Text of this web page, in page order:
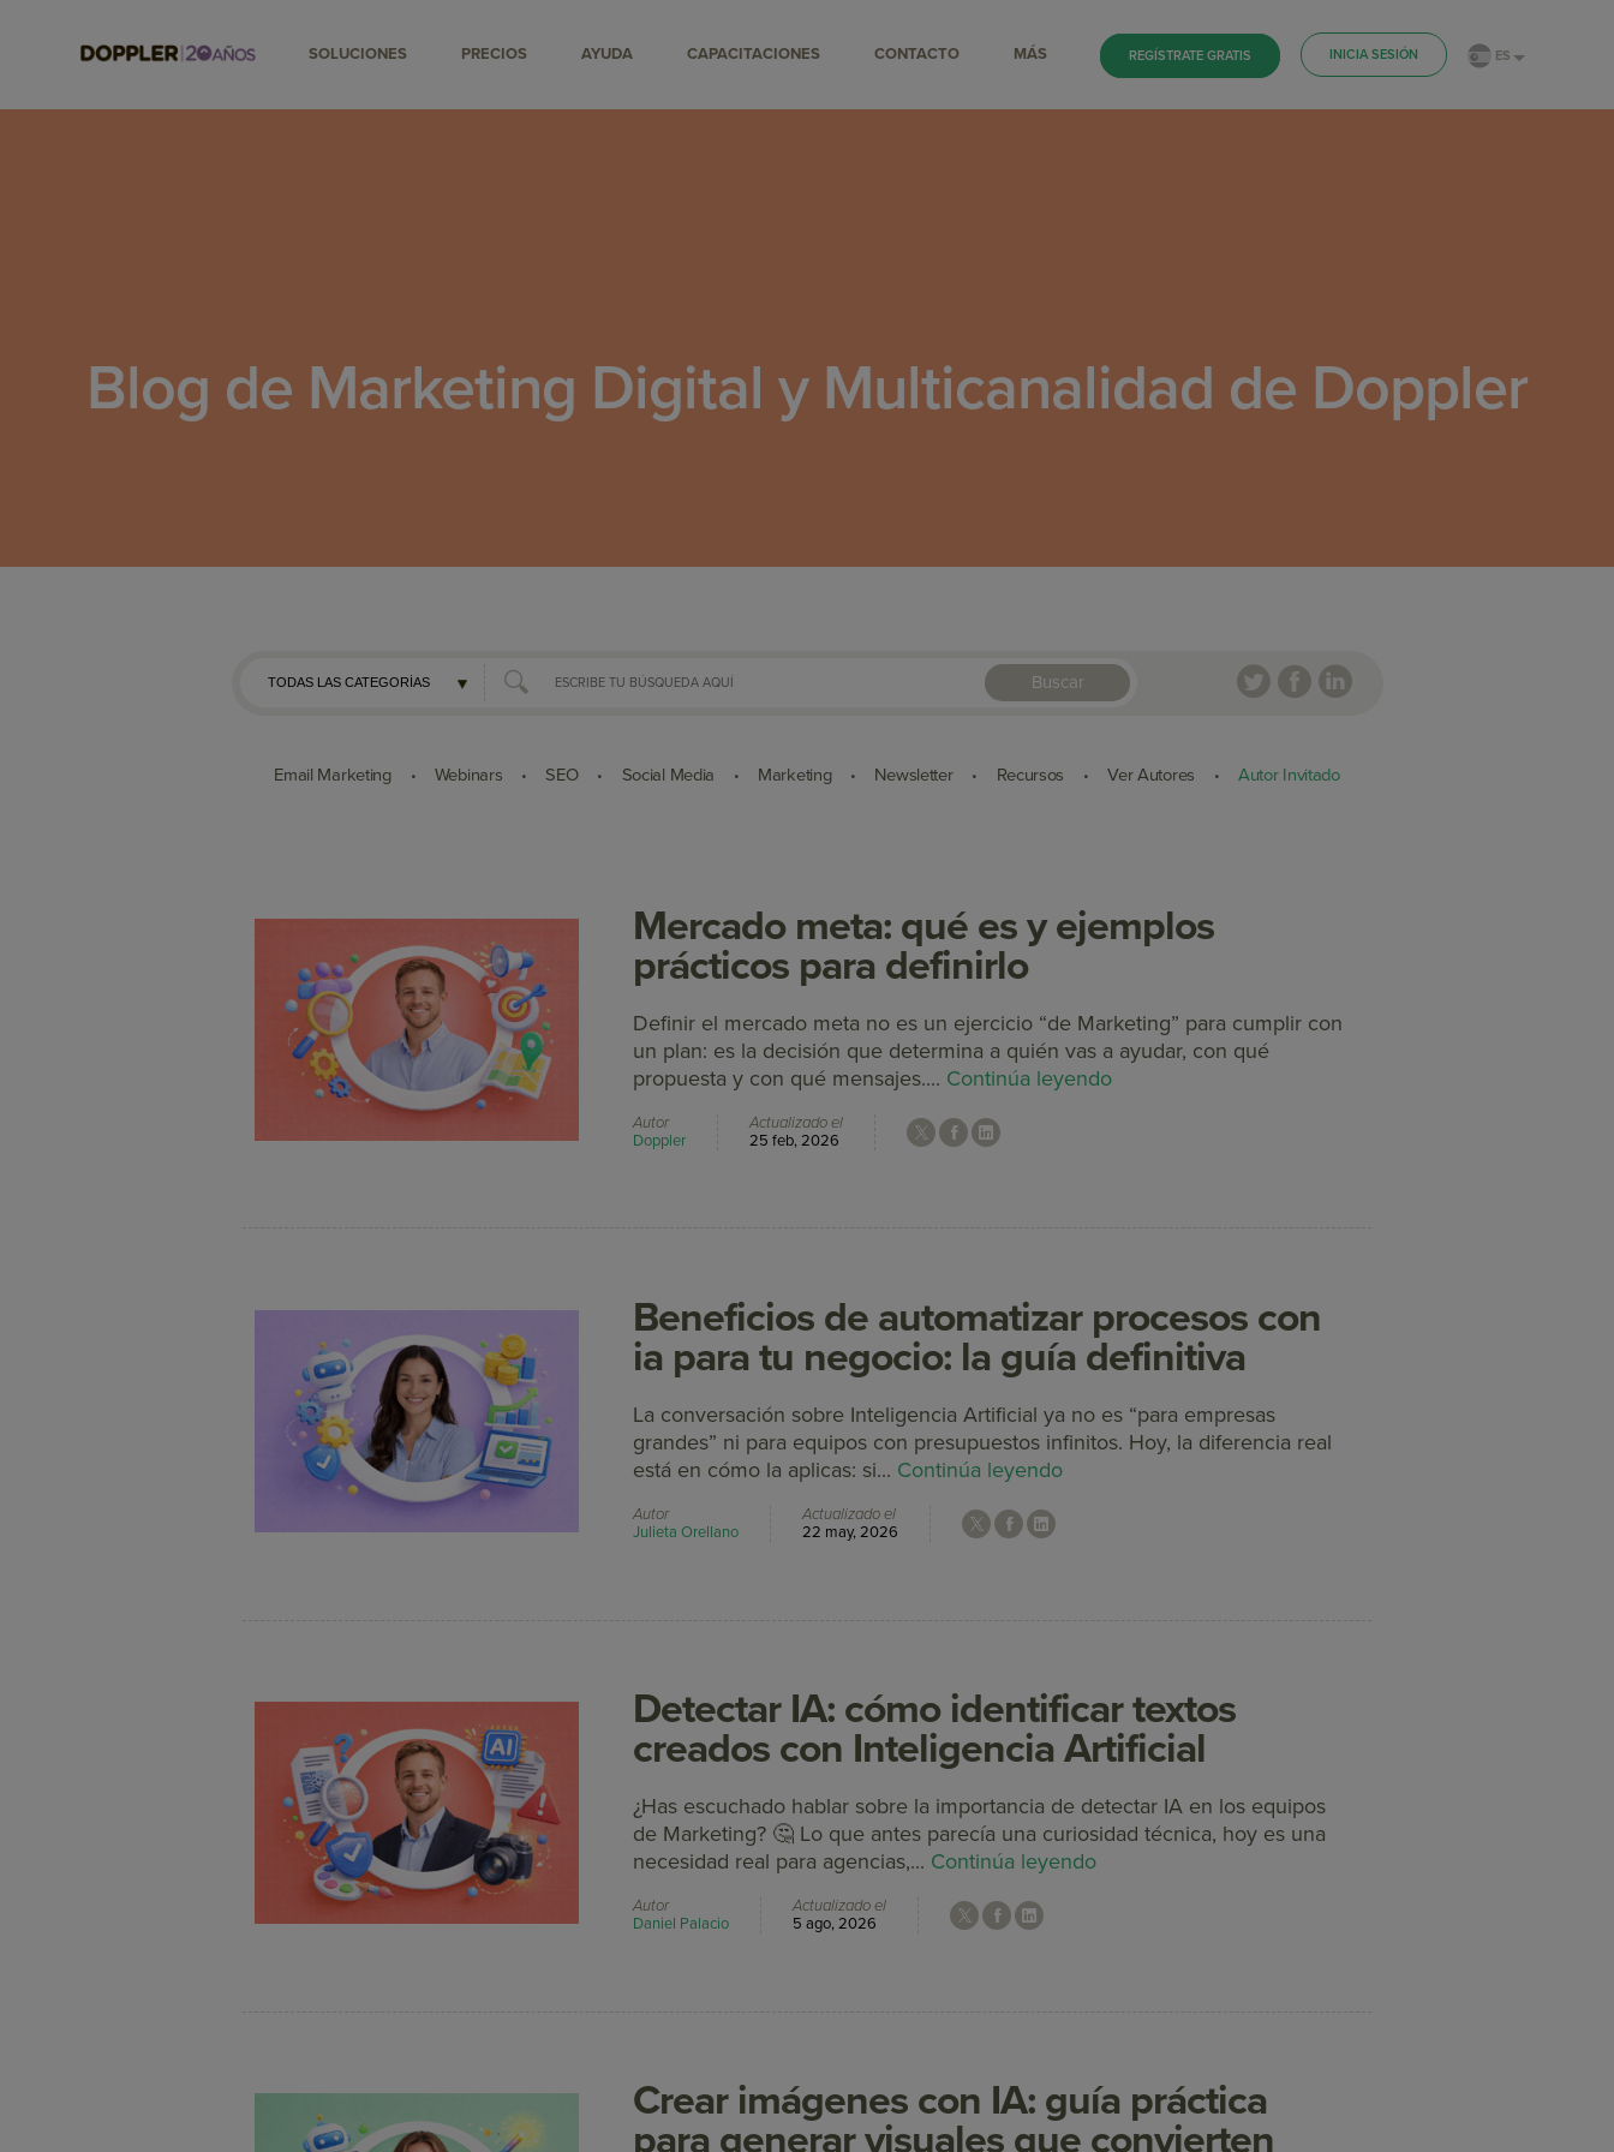
SOLUCIONES PRECIOS AYUDA CAPACITACIONES CONTACTO MÁS REGÍSTRATE GRATIS INICIA SESIÓN ES
Blog de Marketing Digital y Multicanalidad de Doppler
Buscar
Email Marketing • Webinars • SEO • Social Media • Marketing • Newsletter • Recursos • Ver Autores • Autor Invitado
Mercado meta: qué es y ejemplos
prácticos para definirlo
Definir el mercado meta no es un ejercicio “de Marketing” para cumplir con
un plan: es la decisión que determina a quién vas a ayudar, con qué
propuesta y con qué mensajes.... Continúa leyendo
Autor
Doppler
Actualizado el
25 feb, 2026
Beneficios de automatizar procesos con
ia para tu negocio: la guía definitiva
La conversación sobre Inteligencia Artificial ya no es “para empresas
grandes” ni para equipos con presupuestos infinitos. Hoy, la diferencia real
está en cómo la aplicas: si... Continúa leyendo
Autor
Julieta Orellano
Actualizado el
22 may, 2026
Detectar IA: cómo identificar textos
creados con Inteligencia Artificial
¿Has escuchado hablar sobre la importancia de detectar IA en los equipos
de Marketing? 🤔 Lo que antes parecía una curiosidad técnica, hoy es una
necesidad real para agencias,... Continúa leyendo
Autor
Daniel Palacio
Actualizado el
5 ago, 2026
Crear imágenes con IA: guía práctica
para generar visuales que convierten